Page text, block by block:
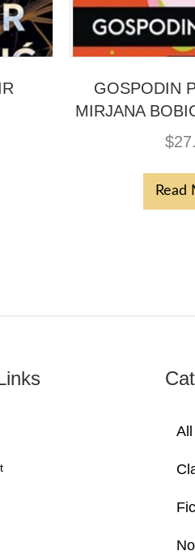
GOSPODIN
MIRJANA
$
Read